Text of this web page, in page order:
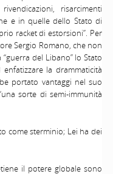
risarcimenti
e in quelle dello Stato di
racket di estorsioni”. Per
Sergio Romano, che non
del Libano” lo Stato
la drammaticità
portato vantaggi nel suo
sorte di semi-immunità
come sterminio; Lei ha dei
il potere globale sono